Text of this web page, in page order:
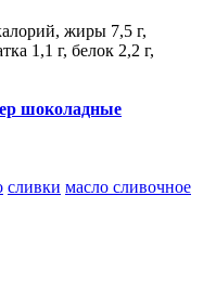
жиры 7,5 г,
1,1 г, белок 2,2 г,
шоколадные
сливки масло сливочное